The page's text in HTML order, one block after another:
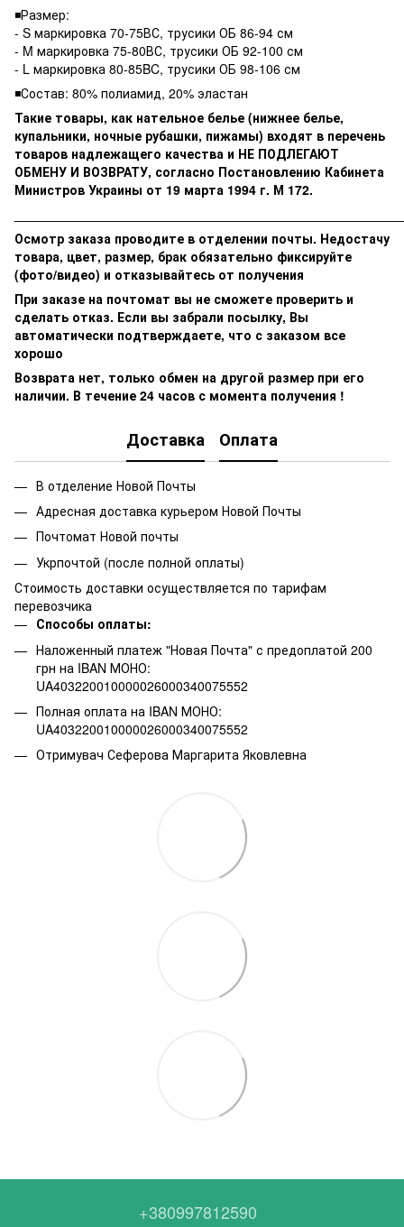
◾️Размер:
- S маркировка 70-75ВС, трусики ОБ 86-94 см
- M маркировка 75-80ВС, трусики ОБ 92-100 см
- L маркировка 80-85BC, трусики ОБ 98-106 см
◾️Состав: 80% полиамид, 20% эластан
Такие товары, как нательное белье (нижнее белье,
купальники, ночные рубашки, пижамы) входят в перечень
товаров надлежащего качества и НЕ ПОДЛЕГАЮТ
ОБМЕНУ И ВОЗВРАТУ, согласно Постановлению Кабинета
Министров Украины от 19 марта 1994 г. М 172.
Осмотр заказа проводите в отделении почты. Недостачу
товара, цвет, размер, брак обязательно фиксируйте
(фото/видео) и отказывайтесь от получения
При заказе на почтомат вы не сможете проверить и
сделать отказ. Если вы забрали посылку, Вы
автоматически подтверждаете, что с заказом все
хорошо
Возврата нет, только обмен на другой размер при его
наличии. В течение 24 часов с момента получения !
Доставка Оплата
В отделение Новой Почты
Адресная доставка курьером Новой Почты
Почтомат Новой почты
Укрпочтой (после полной оплаты)
Стоимость доставки осуществляется по тарифам
перевозчика
Способы оплаты:
Наложенный платеж "Новая Почта" с предоплатой 200
грн на IBAN МОНО:
UA403220010000026000340075552
Полная оплата на IBAN МОНО:
UA403220010000026000340075552
Отримувач Сеферова Маргарита Яковлевна
+380997812590